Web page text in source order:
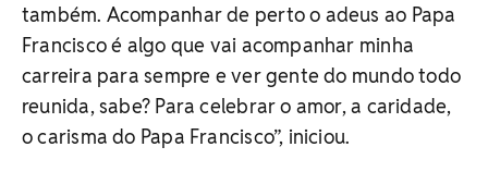
também. Acompanhar de perto o adeus ao Papa
Francisco é algo que vai acompanhar minha
carreira para sempre e ver gente do mundo todo
reunida, sabe? Para celebrar o amor, a caridade,
o carisma do Papa Francisco”, iniciou.